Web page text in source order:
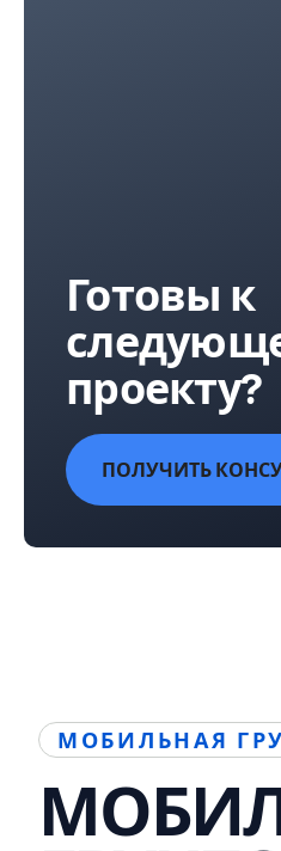
Готовы к
проекту?
ПОЛУЧИТЬ
МОБИЛЬНАЯ